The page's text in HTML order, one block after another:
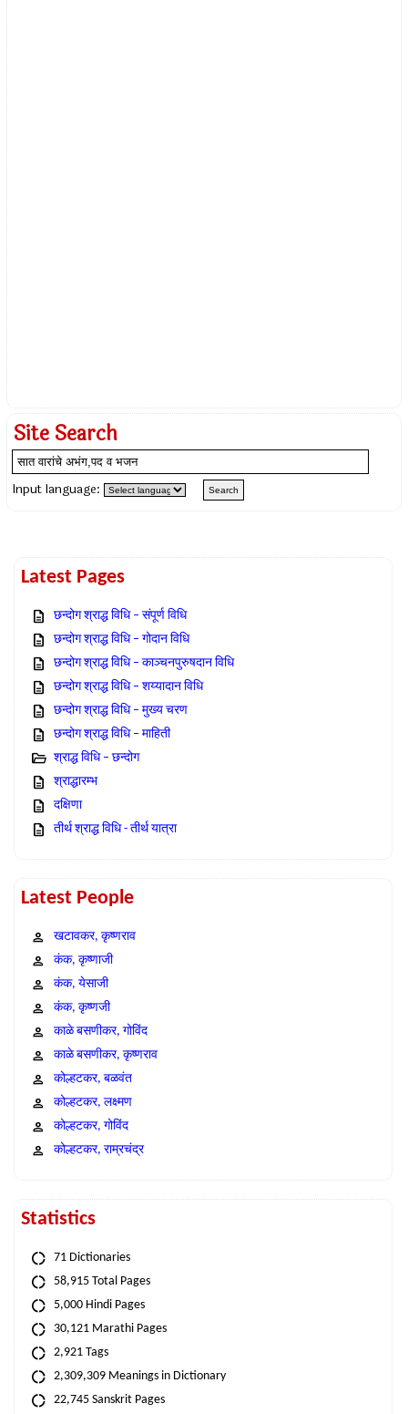
Site Search
Input language:
Latest Pages
छन्दोग श्राद्ध विधि – संपूर्ण विधि
छन्दोग श्राद्ध विधि – गोदान विधि
छन्दोग श्राद्ध विधि – काञ्चनपुरुषदान विधि
छन्दोग श्राद्ध विधि – शय्यादान विधि
छन्दोग श्राद्ध विधि – मुख्य चरण
छन्दोग श्राद्ध विधि – माहिती
श्राद्ध विधि – छन्दोग
श्राद्धारम्भ
दक्षिणा
तीर्थ श्राद्ध विधि - तीर्थ यात्रा
Latest People
खटावकर, कृष्णराव
कंक, कृष्णाजी
कंक, येसाजी
कंक, कृष्णजी
काळे बसणीकर, गोविंद
काळे बसणीकर, कृष्णराव
कोल्हटकर, बळवंत
कोल्हटकर, लक्ष्मण
कोल्हटकर, गोविंद
कोल्हटकर, राम्रचंद्र
Statistics
71 Dictionaries
58,915 Total Pages
5,000 Hindi Pages
30,121 Marathi Pages
2,921 Tags
2,309,309 Meanings in Dictionary
22,745 Sanskrit Pages